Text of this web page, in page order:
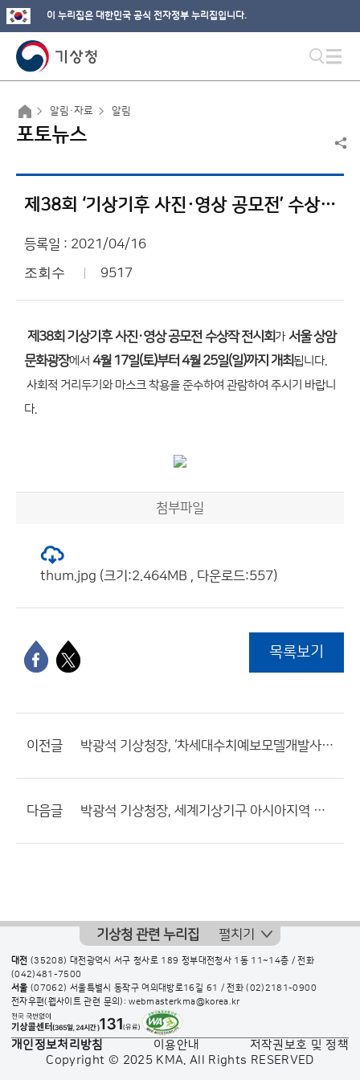
이 누리집은 대한민국 공식 전자정부 누리집입니다.
알림·자료 알림
포토뉴스
제38회 ‘기상기후 사진·영상 공모전’ 수상작 전시회 개최
등록일 : 2021/04/16
조회수 9517
제38회 기상기후 사진·영상 공모전 수상작 전시회가 서울 상암
문화광장에서 4월 17일(토)부터 4월 25일(일)까지 개최됩니다.
사회적 거리두기와 마스크 착용을 준수하여 관람하여 주시기 바랍니
다.
첨부파일
thum.jpg (크기:2.464MB , 다운로드:557)
목록보기
이전글 박광석 기상청장, ‘차세대수치예보모델개발사업단’ 현판식 참석
다음글 박광석 기상청장, 세계기상기구 아시아지역 집행이사들과 기후변화 대응 논의
기상청 관련 누리집 펼치기
대전 (35208) 대전광역시 서구 청사로 189 정부대전청사 1동 11~14층 / 전화
(042)481-7500
서울 (07062) 서울특별시 동작구 여의대방로16길 61 / 전화(02)2181-0900
전자우편(웹사이트 관련 문의): webmasterkma@korea.kr
개인정보처리방침 이용안내
저작권보호 및 정책
Copyright © 2025 KMA. All Rights RESERVED